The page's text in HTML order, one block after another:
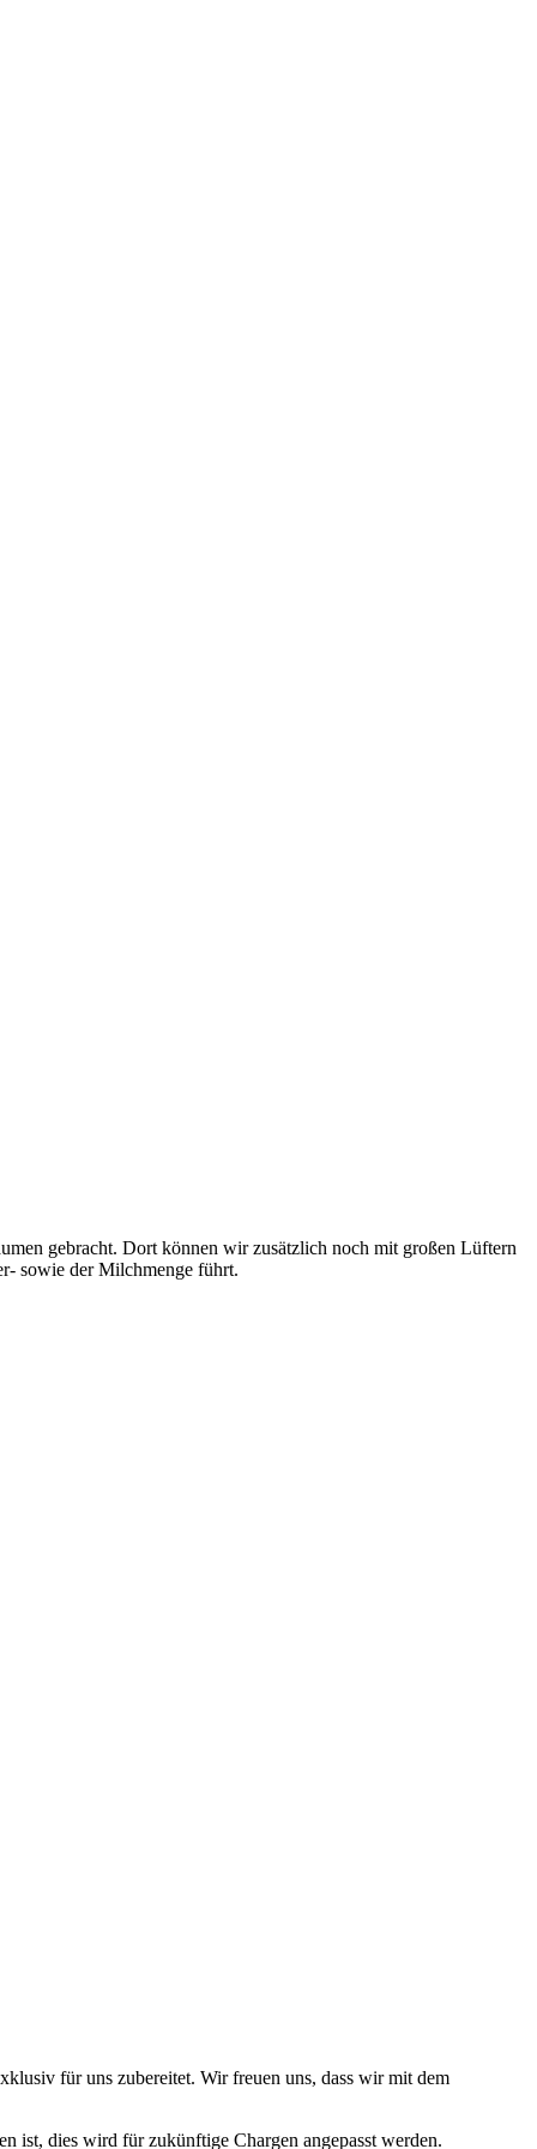
gebracht. Dort können wir zusätzlich noch mit großen Lüftern
sowie der Milchmenge führt.
für uns zubereitet. Wir freuen uns, dass wir mit dem
ist, dies wird für zukünftige Chargen angepasst werden.